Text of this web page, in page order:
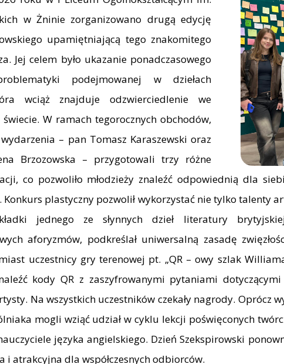
w Żninie zorganizowano drugą edycję
upamiętniającą tego znakomitego
Jej celem było ukazanie ponadczasowego
podejmowanej w dziełach
wciąż znajduje odzwierciedlenie we
świecie. W ramach tegorocznych obchodów,
– pan Tomasz Karaszewski oraz
Brzozowska – przygotowali trzy różne
co pozwoliło młodzieży znaleźć odpowiednią dla
Konkurs plastyczny pozwolił wykorzystać nie tylko talenty
jednego ze słynnych dzieł literatury
aforyzmów, podkreślał uniwersalną zasadę
uczestnicy gry terenowej pt. „QR – owy szlak
kody QR z zaszyfrowanymi pytaniami dotyczącymi
Na wszystkich uczestników czekały nagrody. Oprócz
mogli wziąć udział w cyklu lekcji poświęconych
języka angielskiego. Dzień Szekspirowski
i atrakcyjna dla współczesnych odbiorców.